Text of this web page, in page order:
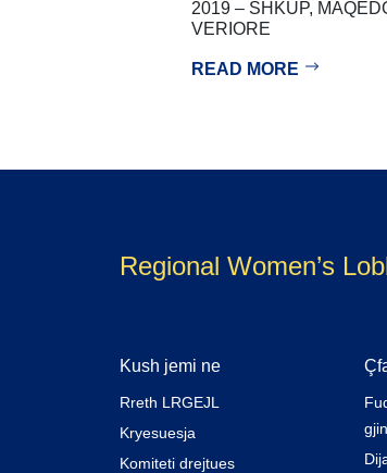
2019 – SHKUP,
VERIORE
READ MORE
Regional Women’s
Kush jemi ne
Rreth LRGEJL
Kryesuesja
Komiteti drejtues